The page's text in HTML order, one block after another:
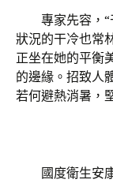
專家先容，
狀況的干冷也常
正坐在她的平衡
的邊緣。招致人
若何避熱消暑，
國度衛生安